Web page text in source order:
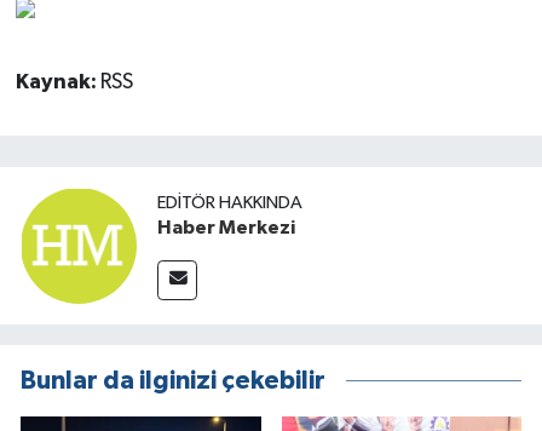
Kaynak: RSS
EDITÖR HAKKINDA
Haber Merkezi
Bunlar da ilginizi çekebilir